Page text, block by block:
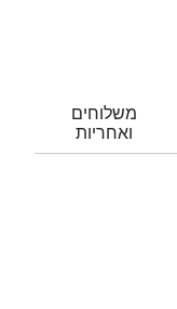
משלוחים
ואחריות